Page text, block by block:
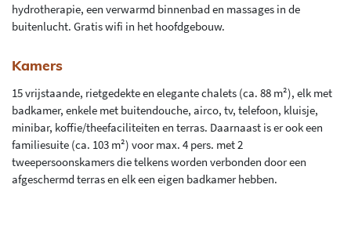
hydrotherapie, een verwarmd binnenbad en massages in de
buitenlucht. Gratis wifi in het hoofdgebouw.
Kamers
15 vrijstaande, rietgedekte en elegante chalets (ca. 88 m²), elk met
badkamer, enkele met buitendouche, airco, tv, telefoon, kluisje,
minibar, koffie/theefaciliteiten en terras. Daarnaast is er ook een
familiesuite (ca. 103 m²) voor max. 4 pers. met 2
tweepersoonskamers die telkens worden verbonden door een
afgeschermd terras en elk een eigen badkamer hebben.